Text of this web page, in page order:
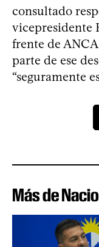
consultado
vicepresidente
frente de
parte de ese
“seguramente
Más de